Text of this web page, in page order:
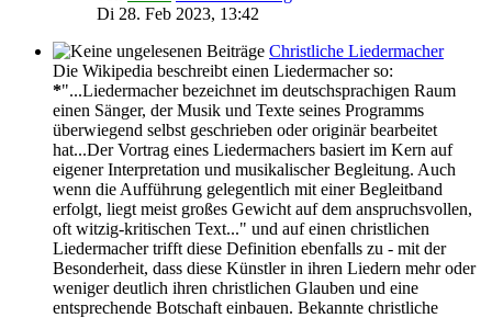
Di 28. Feb 2023, 13:42
Christliche Liedermacher
Die Wikipedia beschreibt einen Liedermacher so:
*"...Liedermacher bezeichnet im deutschsprachigen Raum
einen Sänger, der Musik und Texte seines Programms
überwiegend selbst geschrieben oder originär bearbeitet
hat...Der Vortrag eines Liedermachers basiert im Kern auf
eigener Interpretation und musikalischer Begleitung. Auch
wenn die Aufführung gelegentlich mit einer Begleitband
erfolgt, liegt meist großes Gewicht auf dem anspruchsvollen,
oft witzig-kritischen Text..." und auf einen christlichen
Liedermacher trifft diese Definition ebenfalls zu - mit der
Besonderheit, dass diese Künstler in ihren Liedern mehr oder
weniger deutlich ihren christlichen Glauben und eine
entsprechende Botschaft einbauen. Bekannte christliche